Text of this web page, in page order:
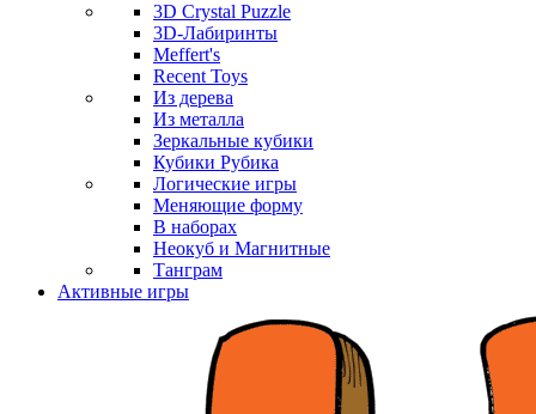
3D Crystal Puzzle
3D-Лабиринты
Meffert's
Recent Toys
Из дерева
Из металла
Зеркальные кубики
Кубики Рубика
Логические игры
Меняющие форму
В наборах
Неокуб и Магнитные
Танграм
Активные игры